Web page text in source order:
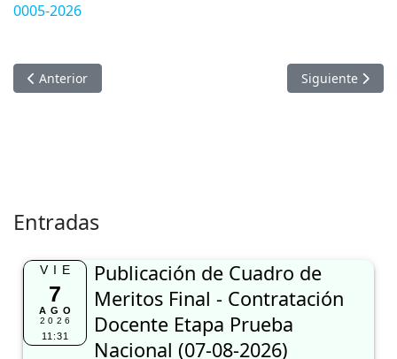
0005-2026
Artículo anterior: COMUNICADO N° 16 -2026 UGELLU/CCD
Anterior Artículo
Siguiente
Entradas
VIE
7
AGO
2026
11:31
Publicación de Cuadro de
Meritos Final - Contratación
Docente Etapa Prueba
Nacional (07-08-2026)